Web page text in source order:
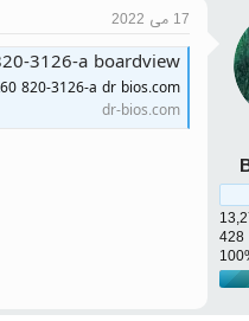
428
17 می 2022
3126-a boardview
820-3126-a dr bios.com
dr-bios.com